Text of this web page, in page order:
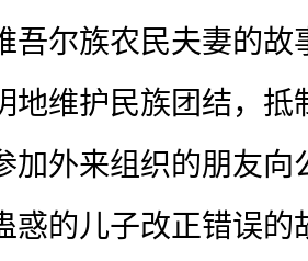
吾尔族农民夫妻的故
地维护民族团结，抵
加外来组织的朋友向
惑的儿子改正错误的